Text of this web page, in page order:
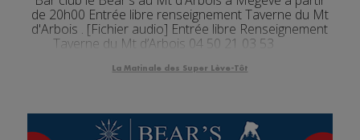
de 20h00 Entrée libre renseignement Taverne du Mt
d'Arbois . [Fichier audio] Entrée libre Renseignement
Taverne du Mt d’Arbois 04 50 21 03 53
La Matinale des Super Lève-Tôt